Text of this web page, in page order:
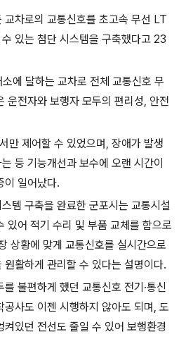
교차로의 교통신호를 초고속 무선 LT
있는 첨단 시스템을 구축했다고 23
에 달하는 교차로 전체 교통신호 무
운전자와 보행자 모두의 편리성, 안전
만 제어할 수 있었으며, 장애가 발생
등 기능개선과 보수에 오랜 시간이
이 일어났다.
템 구축을 완료한 군포시는 교통시설
있어 적기 수리 및 부품 교체를 함으로
상황에 맞게 교통신호를 실시간으로
활하게 관리할 수 있다는 설명이다.
불편하게 했던 교통신호 전기·통신
사도 이젠 시행하지 않아도 되며, 도
켜있던 전선도 줄일 수 있어 보행환경